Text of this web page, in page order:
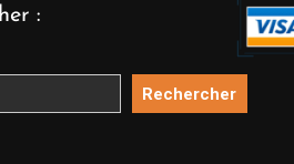
:
Rechercher